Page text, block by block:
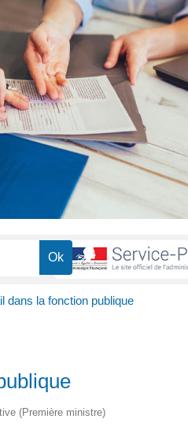
dans la fonction publique
(Première ministre)